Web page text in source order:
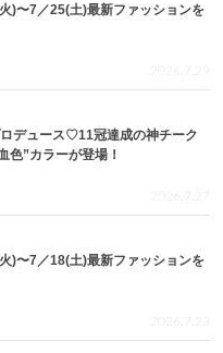
)〜7／25(土)最新ファッションを
2026.7.29
デュース♡11冠達成の神チーク
色”カラーが登場！
2026.7.27
)〜7／18(土)最新ファッションを
2026.7.23